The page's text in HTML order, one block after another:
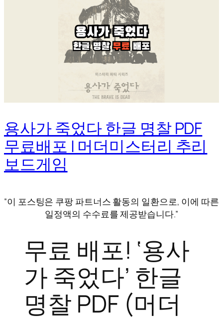
용사가 죽었다 한글 명찰 PDF
무료배포 | 머더미스터리 추리
보드게임
“이 포스팅은 쿠팡 파트너스 활동의 일환으로, 이에 따른
일정액의 수수료를 제공받습니다.”
무료 배포! ‘용사
가 죽었다’ 한글
명찰 PDF (머더